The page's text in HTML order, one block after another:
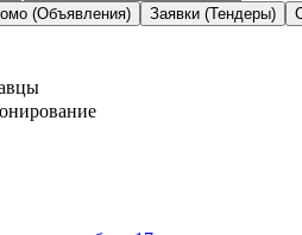
(Объявления) Заявки (Тендеры)